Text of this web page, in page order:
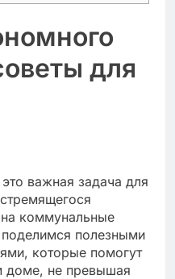
для
важная задача для
коммунальные
полезными
которые помогут
доме, не превышая